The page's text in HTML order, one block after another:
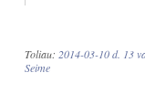
Toliau: 2014-03-10 d. 13
Seime